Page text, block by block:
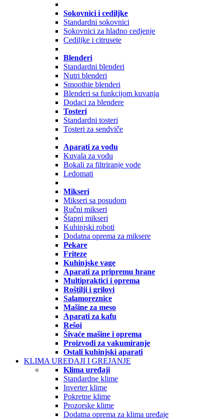
Sokovnici i cediljke
Standardni sokovnici
Sokovnici za hladno cedjenje
Cediljke i citrusete
Blenderi
Standardni blenderi
Nutri blenderi
Smoothie blenderi
Blenderi sa funkcijom kuvanja
Dodaci za blendere
Tosteri
Standardni tosteri
Tosteri za sendviče
Aparati za vodu
Kuvala za vodu
Bokali za filtriranje vode
Ledomati
Mikseri
Mikseri sa posudom
Ručni mikseri
Štapni mikseri
Kuhinjski roboti
Dodatna oprema za miksere
Pekare
Friteze
Kuhinjske vage
Aparati za pripremu hrane
Multipraktici i oprema
Roštilji i grilovi
Salamoreznice
Mašine za meso
Aparati za kafu
Rešoi
Šivaće mašine i oprema
Proizvodi za vakumiranje
Ostali kuhinjski aparati
KLIMA UREĐAJI I GREJANJE
Klima uređaji
Standardne klime
Inverter klime
Pokretne klime
Prozorske klime
Dodatna oprema za klima uređaje